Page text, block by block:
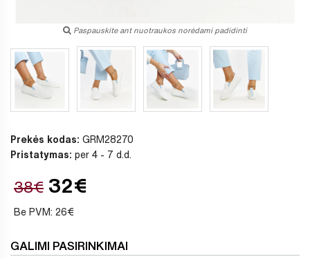
Paspauskite ant nuotraukos norėdami padidinti
Prekės kodas: GRM28270
Pristatymas: per 4 - 7 d.d.
38€ 32€
Be PVM: 26€
GALIMI PASIRINKIMAI